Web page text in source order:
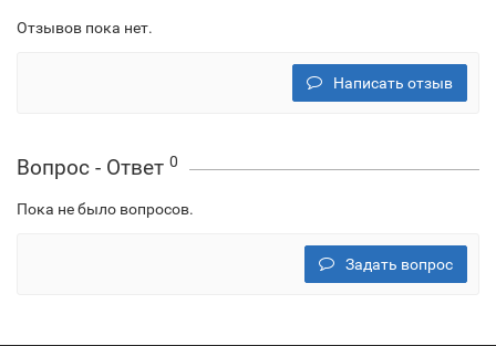
Отзывов пока нет.
Написать отзыв
Вопрос - Ответ 0
Пока не было вопросов.
Задать вопрос